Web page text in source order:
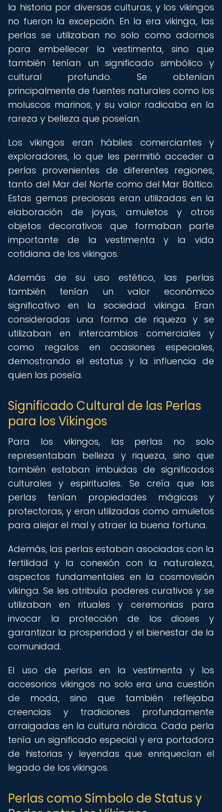
la historia por diversas culturas, y los vikingos
no fueron la excepción. En la era vikinga, las
perlas se utilizaban no solo como adornos
para embellecer la vestimenta, sino que
también tenían un significado simbólico y
cultural profundo. Se obtenían
principalmente de fuentes naturales como los
moluscos marinos, y su valor radicaba en la
rareza y belleza que poseían.
Los vikingos eran hábiles comerciantes y
exploradores, lo que les permitió acceder a
perlas provenientes de diferentes regiones,
tanto del Mar del Norte como del Mar Báltico.
Estas gemas preciosas eran utilizadas en la
elaboración de joyas, amuletos y otros
objetos decorativos que formaban parte
importante de la vestimenta y la vida
cotidiana de los vikingos.
Además de su uso estético, las perlas
también tenían un valor económico
significativo en la sociedad vikinga. Eran
consideradas una forma de riqueza y se
utilizaban en intercambios comerciales y
como regalos en ocasiones especiales,
demostrando el estatus y la influencia de
quien las poseía.
Significado Cultural de las Perlas
para los Vikingos
Para los vikingos, las perlas no solo
representaban belleza y riqueza, sino que
también estaban imbuidas de significados
culturales y espirituales. Se creía que las
perlas tenían propiedades mágicas y
protectoras, y eran utilizadas como amuletos
para alejar el mal y atraer la buena fortuna.
Además, las perlas estaban asociadas con la
fertilidad y la conexión con la naturaleza,
aspectos fundamentales en la cosmovisión
vikinga. Se les atribuía poderes curativos y se
utilizaban en rituales y ceremonias para
invocar la protección de los dioses y
garantizar la prosperidad y el bienestar de la
comunidad.
El uso de perlas en la vestimenta y los
accesorios vikingos no solo era una cuestión
de moda, sino que también reflejaba
creencias y tradiciones profundamente
arraigadas en la cultura nórdica. Cada perla
tenía un significado especial y era portadora
de historias y leyendas que enriquecían el
legado de los vikingos.
Perlas como Símbolo de Status y